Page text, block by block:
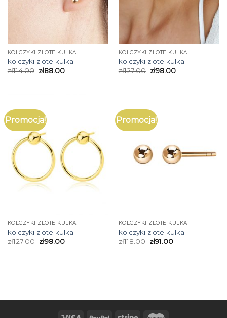
KOLCZYKI ZLOTE KULKA
kolczyki zlote kulka
zł114.00 zł88.00
KOLCZYKI ZLOTE KULKA
kolczyki zlote kulka
zł127.00 zł98.00
Promocja!
KOLCZYKI ZLOTE KULKA
kolczyki zlote kulka
zł127.00 zł98.00
Promocja!
KOLCZYKI ZLOTE KULKA
kolczyki zlote kulka
zł118.00 zł91.00